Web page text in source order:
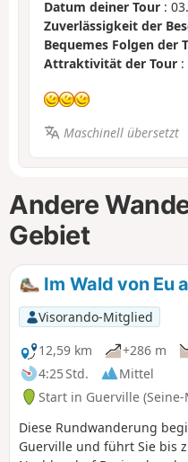
Datum deiner Tour :
Zuverlässigkeit der
Bequemes Folgen der
Attraktivität der Tour
Maschinell übersetzt
Andere
Gebiet
Im Wald von Eu
Visorando-Mitglied
12,59 km
+286 m
4:25 Std.
Mittel
Start in Guerville
Diese Rundwanderung
Guerville und führt Sie bis